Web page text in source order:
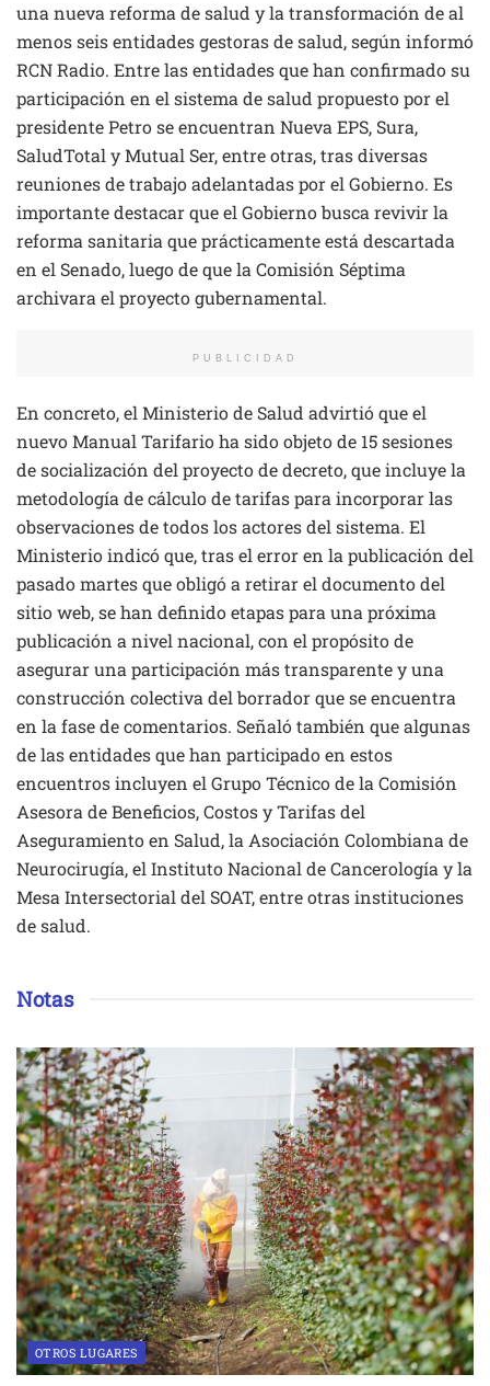
una nueva reforma de salud y la transformación de al
menos seis entidades gestoras de salud, según informó
RCN Radio. Entre las entidades que han confirmado su
participación en el sistema de salud propuesto por el
presidente Petro se encuentran Nueva EPS, Sura,
SaludTotal y Mutual Ser, entre otras, tras diversas
reuniones de trabajo adelantadas por el Gobierno. Es
importante destacar que el Gobierno busca revivir la
reforma sanitaria que prácticamente está descartada
en el Senado, luego de que la Comisión Séptima
archivara el proyecto gubernamental.
PUBLICIDAD
En concreto, el Ministerio de Salud advirtió que el
nuevo Manual Tarifario ha sido objeto de 15 sesiones
de socialización del proyecto de decreto, que incluye la
metodología de cálculo de tarifas para incorporar las
observaciones de todos los actores del sistema. El
Ministerio indicó que, tras el error en la publicación del
pasado martes que obligó a retirar el documento del
sitio web, se han definido etapas para una próxima
publicación a nivel nacional, con el propósito de
asegurar una participación más transparente y una
construcción colectiva del borrador que se encuentra
en la fase de comentarios. Señaló también que algunas
de las entidades que han participado en estos
encuentros incluyen el Grupo Técnico de la Comisión
Asesora de Beneficios, Costos y Tarifas del
Aseguramiento en Salud, la Asociación Colombiana de
Neurocirugía, el Instituto Nacional de Cancerología y la
Mesa Intersectorial del SOAT, entre otras instituciones
de salud.
Notas
OTROS LUGARES